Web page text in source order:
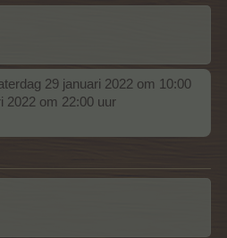
29 januari 2022 om 10:00
2022 om 22:00 uur